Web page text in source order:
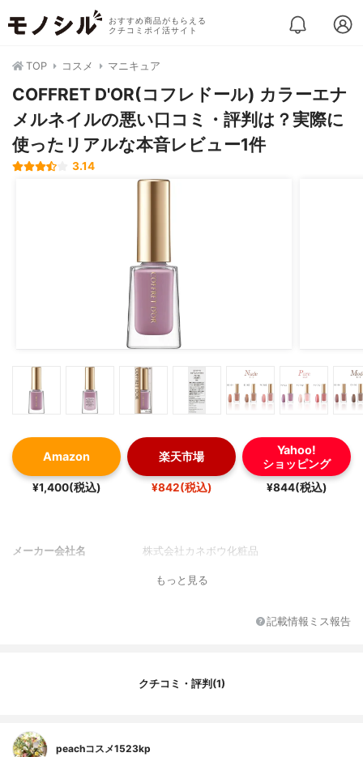
おすすめ商品がもらえる
クチコミポイ活サイト
TOP コスメ マニキュア
COFFRET D'OR(コフレドール) カラーエナ
メルネイルの悪い口コミ・評判は？実際に
使ったリアルな本音レビュー1件
3.14
Amazon
¥1,400(税込)
楽天市場
¥842(税込)
Yahoo!
ショッピング
¥844(税込)
メーカー会社名 株式会社カネボウ化粧品
もっと見る
記載情報ミス報告
クチコミ・評判(1)
peachコスメ1523kp